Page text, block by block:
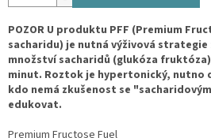
POZOR U produktu PFF (Premium
sacharidu) je nutná výživová
množství sacharidů (glukóza
minut. Roztok je hypertonický, nutno
kdo nemá zkušenost se
edukovat.